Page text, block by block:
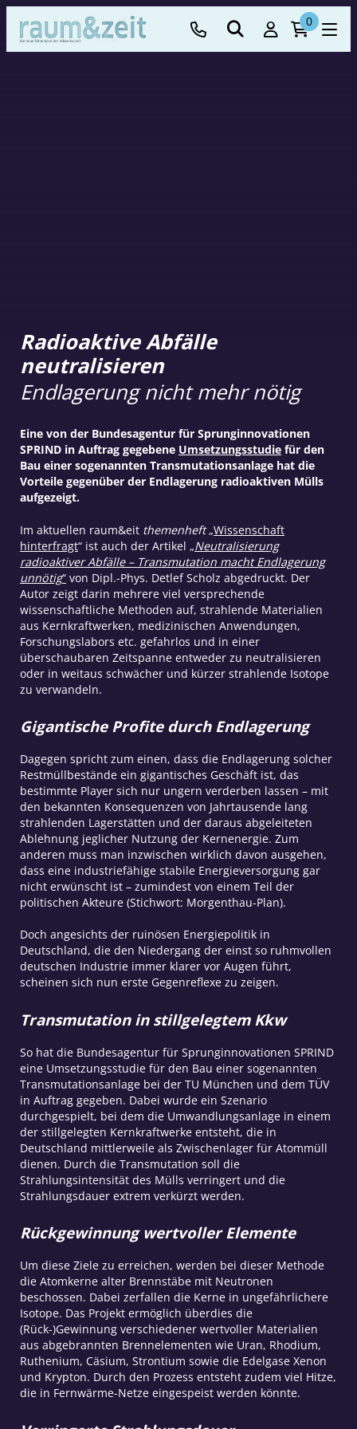
0
Radioaktive Abfälle
neutralisieren
Endlagerung nicht mehr nötig
Eine von der Bundesagentur für Sprunginnovationen
SPRIND in Auftrag gegebene Umsetzungsstudiefür den
Bau einer sogenannten Transmutationsanlage hat die
Vorteile gegenüber der Endlagerung radioaktiven Mülls
aufgezeigt.
Im aktuellen raum&eit themenheft„Wissenschaft
hinterfragt“ ist auch der Artikel „Neutralisierung
radioaktiver Abfälle – Transmutation macht Endlagerung
unnötig“von Dipl.-Phys. Detlef Scholz abgedruckt. Der
Autor zeigt darin mehrere viel versprechende
wissenschaftliche Methoden auf, strahlende Materialien
aus Kernkraftwerken, medizinischen Anwendungen,
Forschungslabors etc. gefahrlos und in einer
überschaubaren Zeitspanne entweder zu neutralisieren
oder in weitaus schwächer und kürzer strahlende Isotope
zu verwandeln.
Gigantische Profite durch Endlagerung
Dagegen spricht zum einen, dass die Endlagerung solcher
Restmüllbestände ein gigantisches Geschäft ist, das
bestimmte Player sich nur ungern verderben lassen – mit
den bekannten Konsequenzen von Jahrtausende lang
strahlenden Lagerstätten und der daraus abgeleiteten
Ablehnung jeglicher Nutzung der Kernenergie. Zum
anderen muss man inzwischen wirklich davon ausgehen,
dass eine industriefähige stabile Energieversorgung gar
nicht erwünscht ist – zumindest von einem Teil der
politischen Akteure (Stichwort: Morgenthau-Plan).
Doch angesichts der ruinösen Energiepolitik in
Deutschland, die den Niedergang der einst so ruhmvollen
deutschen Industrie immer klarer vor Augen führt,
scheinen sich nun erste Gegenreflexe zu zeigen.
Transmutation in stillgelegtem Kkw
So hat die Bundesagentur für Sprunginnovationen SPRIND
eine Umsetzungsstudie für den Bau einer sogenannten
Transmutationsanlage bei der TU München und dem TÜV
in Auftrag gegeben. Dabei wurde ein Szenario
durchgespielt, bei dem die Umwandlungsanlage in einem
der stillgelegten Kernkraftwerke entsteht, die in
Deutschland mittlerweile als Zwischenlager für Atommüll
dienen. Durch die Transmutation soll die
Strahlungsintensität des Mülls verringert und die
Strahlungsdauer extrem verkürzt werden.
Rückgewinnung wertvoller Elemente
Um diese Ziele zu erreichen, werden bei dieser Methode
die Atomkerne alter Brennstäbe mit Neutronen
beschossen. Dabei zerfallen die Kerne in ungefährlichere
Isotope. Das Projekt ermöglich überdies die
(Rück-)Gewinnung verschiedener wertvoller Materialien
aus abgebrannten Brennelementen wie Uran, Rhodium,
Ruthenium, Cäsium, Strontium sowie die Edelgase Xenon
und Krypton. Durch den Prozess entsteht zudem viel Hitze,
die in Fernwärme-Netze eingespeist werden könnte.